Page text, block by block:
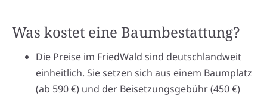
Was kostet eine Baumbestattung?
Die Preise im FriedWald sind deutschlandweit
einheitlich. Sie setzen sich aus einem Baumplatz
(ab 590 €) und der Beisetzungsgebühr (450 €)